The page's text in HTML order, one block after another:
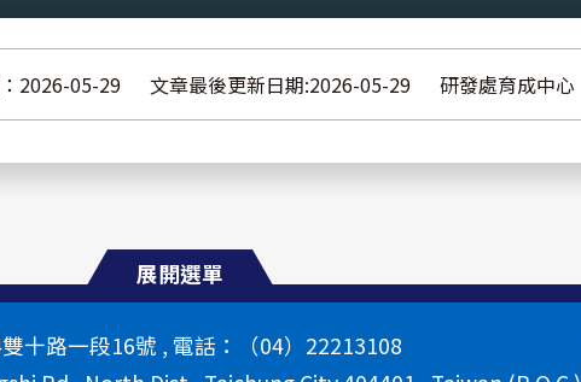
2026-05-29 文章最後更新日期:2026-05-29 研發處育成中心
展開選單
十路一段16號 , 電話：（04）22213108